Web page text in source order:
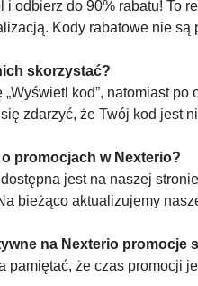
i odbierz do 90% rabatu! To
Kody rabatowe nie są
skorzystać?
kod”, natomiast
zdarzyć, że Twój kod jest
promocjach w Nexterio?
jest na naszej
bieżąco aktualizujemy
na Nexterio promocje
pamiętać, że czas promocji